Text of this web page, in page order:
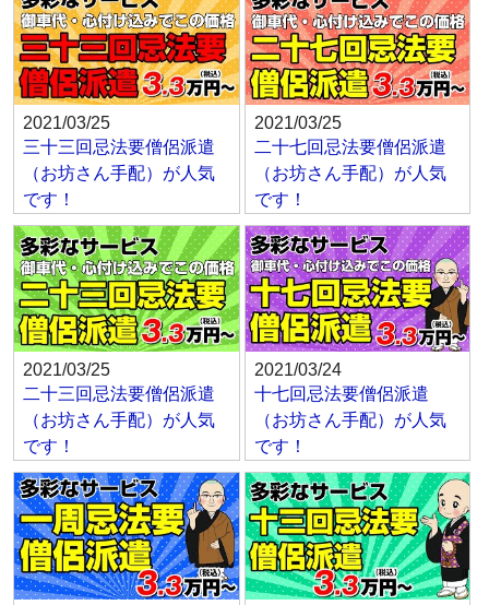
2021/03/25
三十三回忌法要僧侶派遣
（お坊さん手配）が人気
です！
2021/03/25
二十七回忌法要僧侶派遣
（お坊さん手配）が人気
です！
2021/03/25
二十三回忌法要僧侶派遣
（お坊さん手配）が人気
です！
2021/03/24
十七回忌法要僧侶派遣
（お坊さん手配）が人気
です！